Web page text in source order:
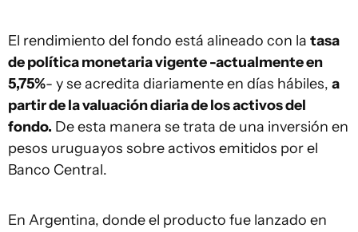
El rendimiento del fondo está alineado con la tasa
de política monetaria vigente -actualmente en
5,75%- y se acredita diariamente en días hábiles, a
partir de la valuación diaria de los activos del
fondo. De esta manera se trata de una inversión en
pesos uruguayos sobre activos emitidos por el
Banco Central.
En Argentina, donde el producto fue lanzado en